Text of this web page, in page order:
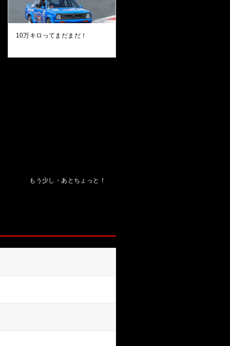
10万キロってまだまだ！
もう少し・あとちょっと！